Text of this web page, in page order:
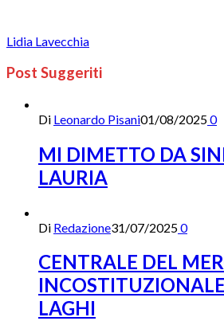
Lidia Lavecchia
Post Suggeriti
Di Leonardo Pisani01/08/20250
MI DIMETTO DA
LAURIA
Di Redazione31/07/20250
CENTRALE DEL
LAGHI